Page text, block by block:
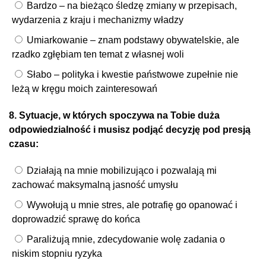
Bardzo – na bieżąco śledzę zmiany w przepisach,
wydarzenia z kraju i mechanizmy władzy
Umiarkowanie – znam podstawy obywatelskie, ale
rzadko zgłębiam ten temat z własnej woli
Słabo – polityka i kwestie państwowe zupełnie nie
leżą w kręgu moich zainteresowań
8. Sytuacje, w których spoczywa na Tobie duża
odpowiedzialność i musisz podjąć decyzję pod presją
czasu:
Działają na mnie mobilizująco i pozwalają mi
zachować maksymalną jasność umysłu
Wywołują u mnie stres, ale potrafię go opanować i
doprowadzić sprawę do końca
Paraliżują mnie, zdecydowanie wolę zadania o
niskim stopniu ryzyka